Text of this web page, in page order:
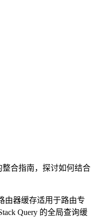
整合指南，探讨如何结合
由器缓存适用于路由专
Query 的全局查询缓